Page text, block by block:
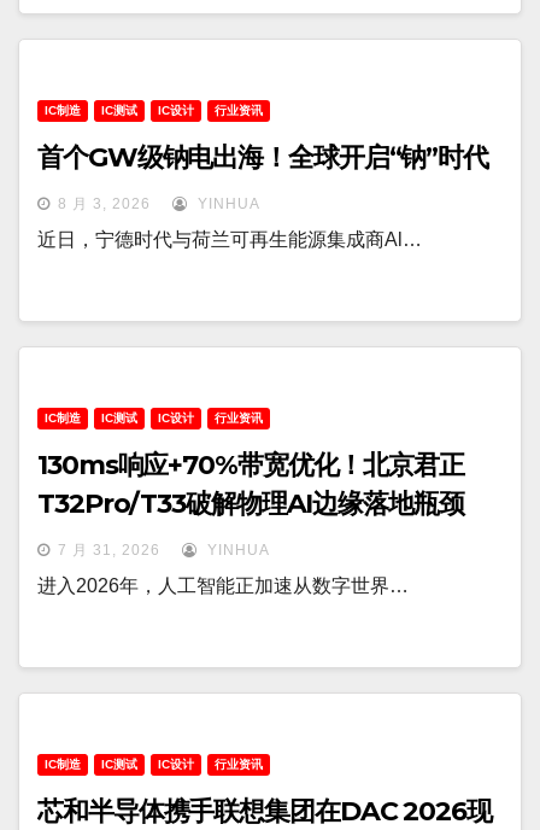
IC制造 IC测试 IC设计 行业资讯
首个GW级钠电出海！全球开启“钠”时代
8 月 3, 2026 YINHUA
近日，宁德时代与荷兰可再生能源集成商Al…
IC制造 IC测试 IC设计 行业资讯
130ms响应+70%带宽优化！北京君正
T32Pro/T33破解物理AI边缘落地瓶颈
7 月 31, 2026 YINHUA
进入2026年，人工智能正加速从数字世界…
IC制造 IC测试 IC设计 行业资讯
芯和半导体携手联想集团在DAC 2026现